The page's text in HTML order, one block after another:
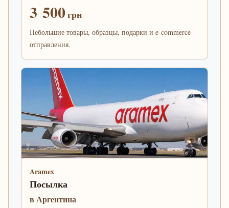
3 500грн
Небольшие товары, образцы, подарки и e-commerce
отправления.
Aramex
Посылка
в Аргентина